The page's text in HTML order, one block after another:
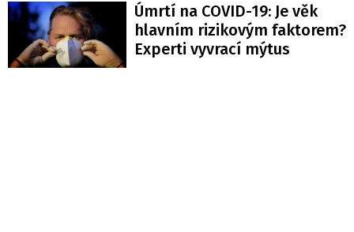
Úmrtí na COVID-19: Je věk
hlavním rizikovým faktorem?
Experti vyvrací mýtus